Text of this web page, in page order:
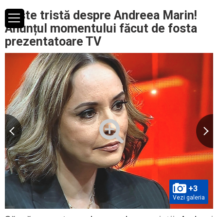
Veste tristă despre Andreea Marin!
Anunțul momentului făcut de fosta
prezentatoare TV
+3
Vezi galeria